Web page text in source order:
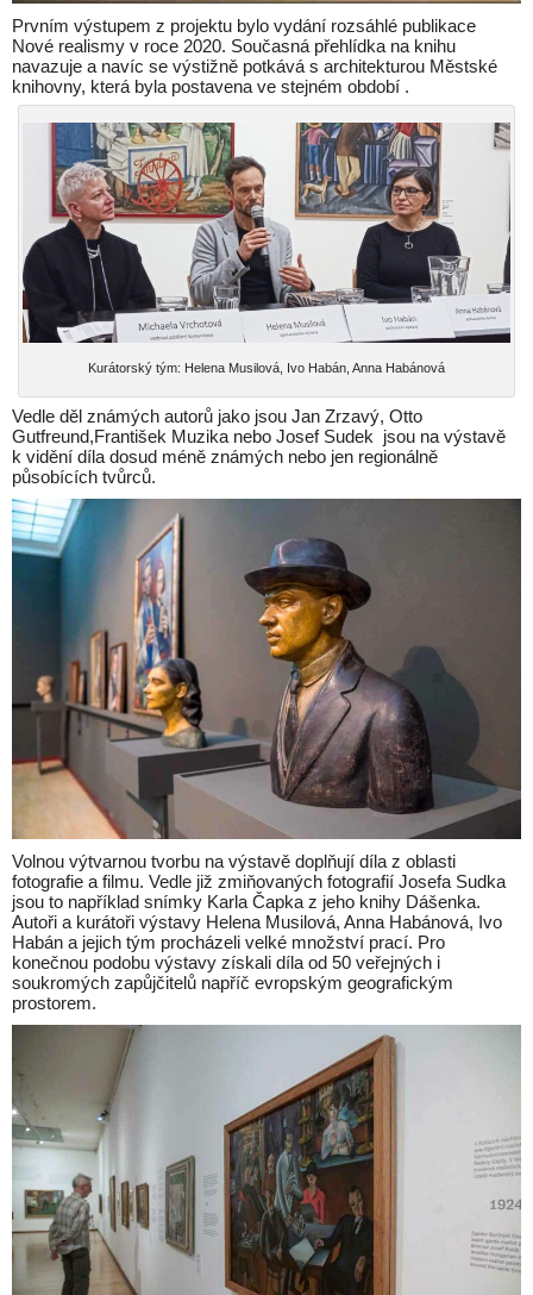
Prvním výstupem z projektu bylo vydání rozsáhlé publikace
Nové realismy v roce 2020. Současná přehlídka na knihu
navazuje a navíc se výstižně potkává s architekturou Městské
knihovny, která byla postavena ve stejném období .
Kurátorský tým: Helena Musilová, Ivo Habán, Anna Habánová
Vedle děl známých autorů jako jsou Jan Zrzavý, Otto
Gutfreund,František Muzika nebo Josef Sudek jsou na výstavě
k vidění díla dosud méně známých nebo jen regionálně
působících tvůrců.
Volnou výtvarnou tvorbu na výstavě doplňují díla z oblasti
fotografie a filmu. Vedle již zmiňovaných fotografií Josefa Sudka
jsou to například snímky Karla Čapka z jeho knihy Dášenka.
Autoři a kurátoři výstavy Helena Musilová, Anna Habánová, Ivo
Habán a jejich tým procházeli velké množství prací. Pro
konečnou podobu výstavy získali díla od 50 veřejných i
soukromých zapůjčitelů napříč evropským geografickým
prostorem.